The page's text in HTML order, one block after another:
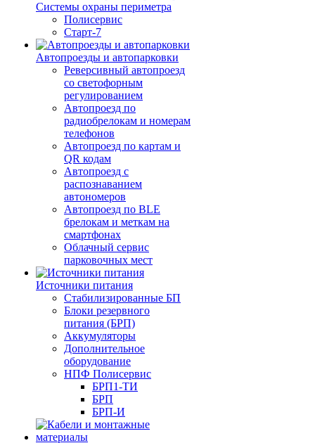
Системы охраны периметра
Полисервис
Старт-7
Автопроезды и автопарковки
Реверсивный автопроезд
со светофорным
регулированием
Автопроезд по
радиобрелокам и номерам
телефонов
Автопроезд по картам и
QR кодам
Автопроезд с
распознаванием
автономеров
Автопроезд по BLE
брелокам и меткам на
смартфонах
Облачный сервис
парковочных мест
Источники питания
Стабилизированные БП
Блоки резервного
питания (БРП)
Аккумуляторы
Дополнительное
оборудование
НПФ Полисервис
БРП1-ТИ
БРП
БРП-И